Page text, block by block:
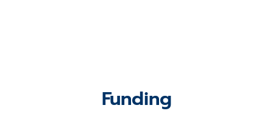
Funding